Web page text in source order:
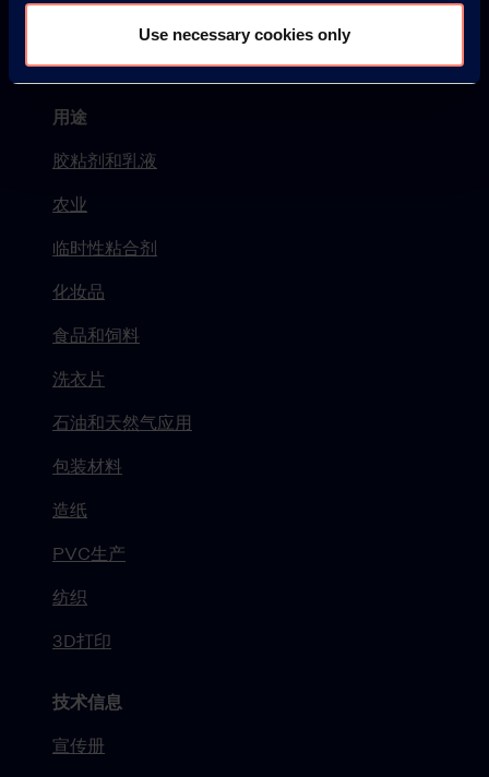
Use necessary cookies only
MOWIFLEX™
用途
胶粘剂和乳液
农业
临时性粘合剂
化妆品
食品和饲料
洗衣片
石油和天然气应用
包装材料
造纸
PVC生产
纺织
3D打印
技术信息
宣传册